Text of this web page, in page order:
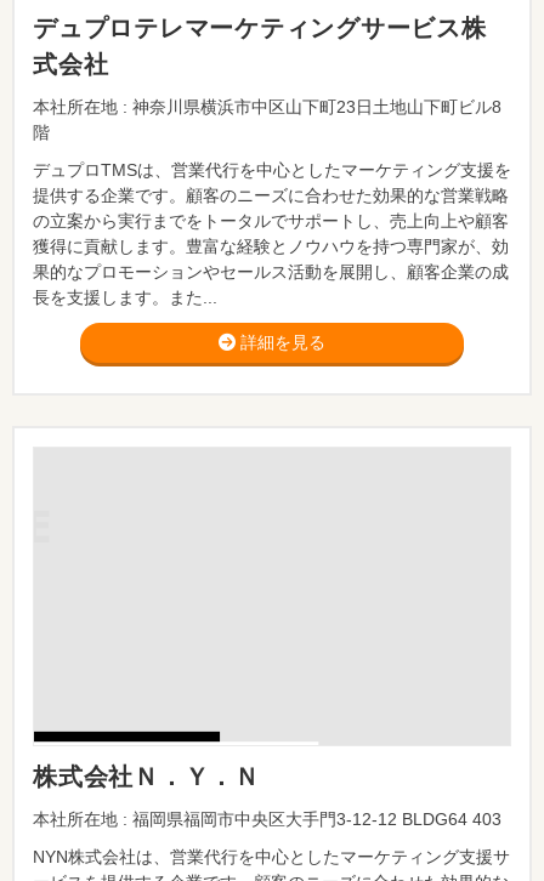
デュプロテレマーケティングサービス株
式会社
本社所在地 : 神奈川県横浜市中区山下町23日土地山下町ビル8
階
デュプロTMSは、営業代行を中心としたマーケティング支援を
提供する企業です。顧客のニーズに合わせた効果的な営業戦略
の立案から実行までをトータルでサポートし、売上向上や顧客
獲得に貢献します。豊富な経験とノウハウを持つ専門家が、効
果的なプロモーションやセールス活動を展開し、顧客企業の成
長を支援します。また...
詳細を見る
株式会社Ｎ．Ｙ．Ｎ
本社所在地 : 福岡県福岡市中央区大手門3-12-12 BLDG64 403
NYN株式会社は、営業代行を中心としたマーケティング支援サ